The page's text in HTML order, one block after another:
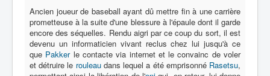
Ancien joueur de baseball ayant dû mettre fin à une carrière
prometteuse à la suite d'une blessure à l'épaule dont il garde
encore des séquelles. Rendu aigri par ce coup du sort, il est
devenu un informaticien vivant reclus chez lui jusqu'à ce
que Pakkerle contacte via internet et le convainc de voler
et détruire le rouleaudans lequel a été emprisonné Rasetsu,